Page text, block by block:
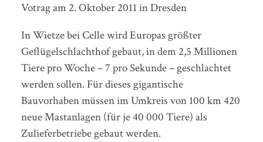
Votrag am 2. Oktober 2011 in Dresden
In Wietze bei Celle wird Europas größter
Geflügelschlachthof gebaut, in dem 2,5 Millionen
Tiere pro Woche – 7 pro Sekunde – geschlachtet
werden sollen. Für dieses gigantische
Bauvorhaben müssen im Umkreis von 100 km 420
neue Mastanlagen (für je 40 000 Tiere) als
Zulieferbetriebe gebaut werden.